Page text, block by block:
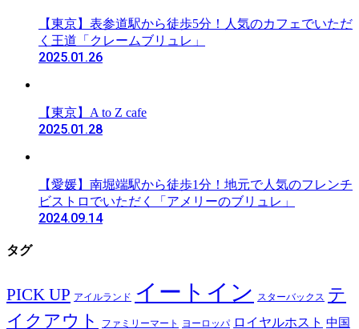
【東京】表参道駅から徒歩5分！人気のカフェでいただ
く王道「クレームブリュレ」
2025.01.26
【東京】A to Z cafe
2025.01.28
【愛媛】南堀端駅から徒歩1分！地元で人気のフレンチ
ビストロでいただく「アメリーのブリュレ」
2024.09.14
タグ
PICK UP アイルランド イートイン スターバックス テ
イクアウト
ファミリーマート ヨーロッパ ロイヤルホスト 中国